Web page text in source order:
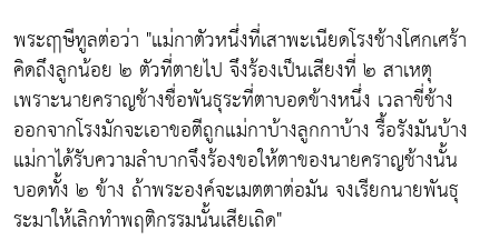
พระฤๅษีทูลต่อว่า "แม่กาตัวหนึ่งที่เสาพะเนียดโรงช้างโศกเศร้า
คิดถึงลูกน้อย ๒ ตัวที่ตายไป จึงร้องเป็นเสียงที่ ๒ สาเหตุ
เพราะนายคราญช้างชื่อพันธุระที่ตาบอดข้างหนึ่ง เวลาขี่ช้าง
ออกจากโรงมักจะเอาขอตีถูกแม่กาบ้างลูกกาบ้าง รื้อรังมันบ้าง
แม่กาได้รับความลำบากจึงร้องขอให้ตาของนายคราญช้างนั้น
บอดทั้ง ๒ ข้าง ถ้าพระองค์จะเมตตาต่อมัน จงเรียกนายพันธุ
ระมาให้เลิกทำพฤติกรรมนั้นเสียเถิด"